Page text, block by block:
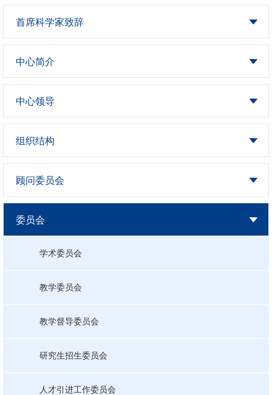
首席科学家致辞
中心简介
中心领导
组织结构
顾问委员会
委员会
学术委员会
教学委员会
教学督导委员会
研究生招生委员会
人才引进工作委员会